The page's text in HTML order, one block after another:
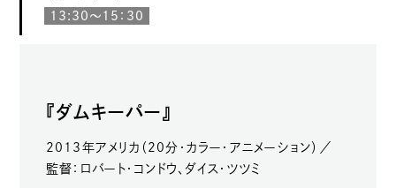
13:30～15：30
『ダムキーパー』
2013年アメリカ（20分・カラー・アニメーション）／
監督：ロバート・コンドウ、ダイス・ツツミ